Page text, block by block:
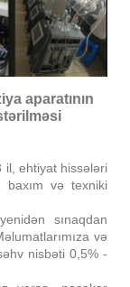
aparatının
il, ehtiyat hissələri
və texniki
sınaqdan
və
nisbəti 0,5% -